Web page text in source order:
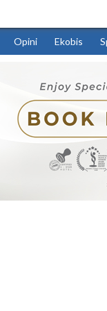
Opini Ekobis